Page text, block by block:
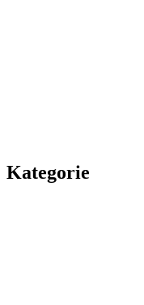
Kategorie